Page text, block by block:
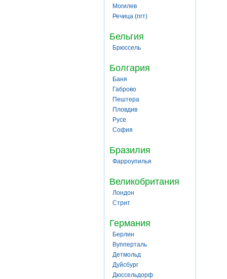
Могилев
Речица (пгт)
Бельгия
Брюссель
Болгария
Баня
Габрово
Пештера
Пловдив
Русе
София
Бразилия
Фарроупилья
Великобритания
Лондон
Стрит
Германия
Берлин
Вупперталь
Детмольд
Дуйсбург
Дюссельдорф